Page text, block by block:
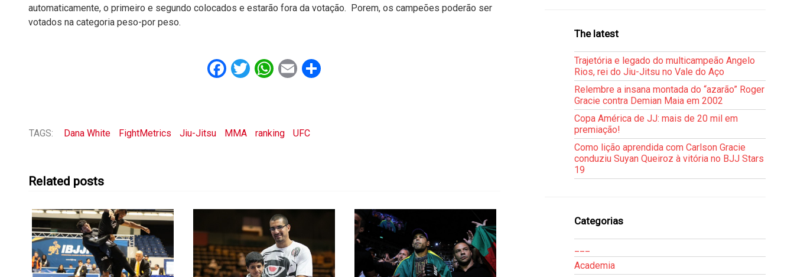
automaticamente, o primeiro e segundo colocados e estarão fora da votação. Porem, os campeões poderão ser
votados na categoria peso-por peso.
Facebook
Twitter
WhatsApp
Email
TAGS: Dana White FightMetrics Jiu-Jitsu MMA ranking UFC
Related posts
The latest
Trajetória e legado do multicampeão Angelo
Rios, rei do Jiu-Jitsu no Vale do Aço
Relembre a insana montada do “azarão” Roger
Gracie contra Demian Maia em 2002
Copa América de JJ: mais de 20 mil em
premiação!
Como lição aprendida com Carlson Gracie
conduziu Suyan Queiroz à vitória no BJJ Stars
19
Categorias
Academia